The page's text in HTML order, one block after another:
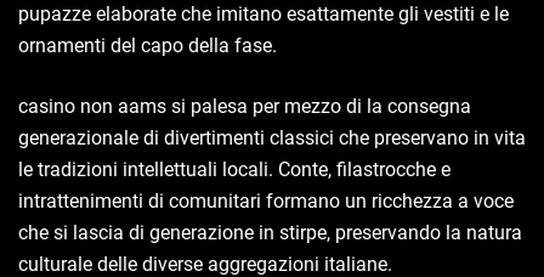
pupazze elaborate che imitano esattamente gli vestiti e le
ornamenti del capo della fase.
casino non aams si palesa per mezzo di la consegna
generazionale di divertimenti classici che preservano in vita
le tradizioni intellettuali locali. Conte, filastrocche e
intrattenimenti di comunitari formano un ricchezza a voce
che si lascia di generazione in stirpe, preservando la natura
culturale delle diverse aggregazioni italiane.